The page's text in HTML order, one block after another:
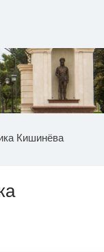
Кишинёва